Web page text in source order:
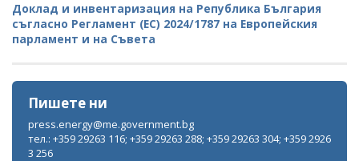
Доклад и инвентаризация на Република България
съгласно Регламент (ЕС) 2024/1787 на Европейския
парламент и на Съвета
Пишете ни
press.energy@me.government.bg
тел.: +359 29263 116; +359 29263 288; +359 29263 304; +359 2926
3 256